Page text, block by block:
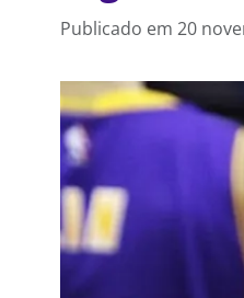
Publicado em 20